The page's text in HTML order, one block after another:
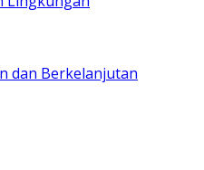
dan Berkelanjutan